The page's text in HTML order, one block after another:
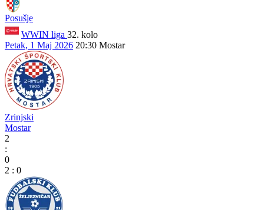
Posušje
WWIN liga 32. kolo
Petak, 1 Maj 2026 20:30 Mostar
Zrinjski
Mostar
2
:
0
2 : 0